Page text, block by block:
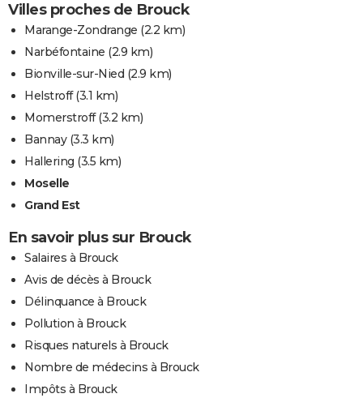
Villes proches de Brouck
Marange-Zondrange (2.2 km)
Narbéfontaine (2.9 km)
Bionville-sur-Nied (2.9 km)
Helstroff(3.1 km)
Momerstroff(3.2 km)
Bannay(3.3 km)
Hallering (3.5 km)
Moselle
Grand Est
En savoir plus sur Brouck
Salaires à Brouck
Avis de décès à Brouck
Délinquance à Brouck
Pollution à Brouck
Risques naturels à Brouck
Nombre de médecins à Brouck
Impôts à Brouck